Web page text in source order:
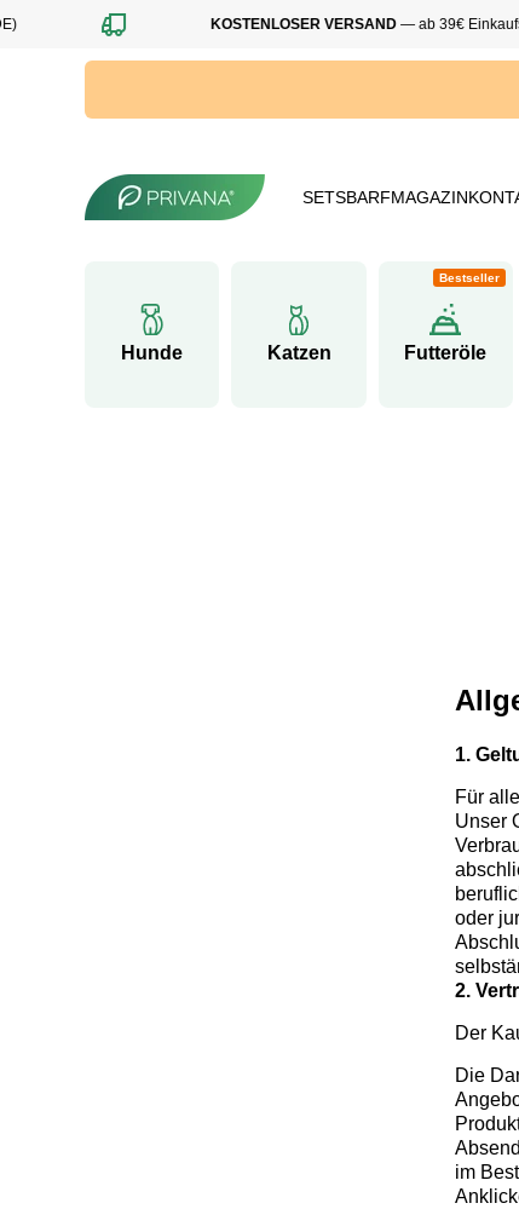
Direkt zum Inhalt KOSTENLOSER VERSAND— ab 39€
SETSBARFMAGAZIN
Hunde Katzen Futteröle
Bestseller
1.
Für
Unser
oder
2.
Der
Die
im